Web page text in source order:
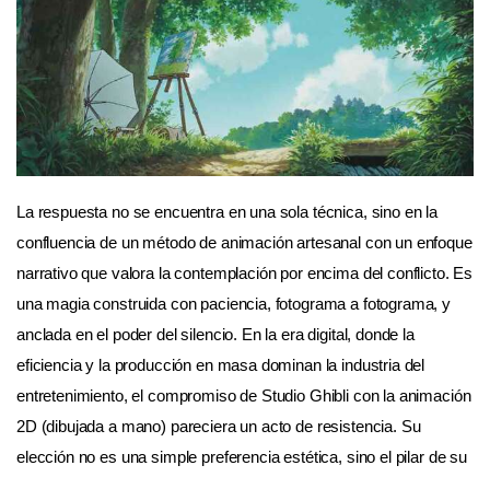
La respuesta no se encuentra en una sola técnica, sino en la
confluencia de un método de animación artesanal con un enfoque
narrativo que valora la contemplación por encima del conflicto. Es
una magia construida con paciencia, fotograma a fotograma, y
anclada en el poder del silencio. En la era digital, donde la
eficiencia y la producción en masa dominan la industria del
entretenimiento, el compromiso de Studio Ghibli con la animación
2D (dibujada a mano) pareciera un acto de resistencia. Su
elección no es una simple preferencia estética, sino el pilar de su